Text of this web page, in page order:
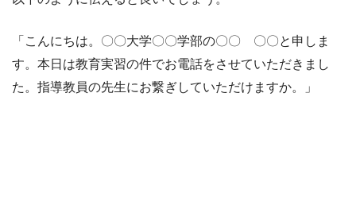
「こんにちは。〇〇大学〇〇学部の〇〇 〇〇と申しま
す。本日は教育実習の件でお電話をさせていただきまし
た。指導教員の先生にお繋ぎしていただけますか。」